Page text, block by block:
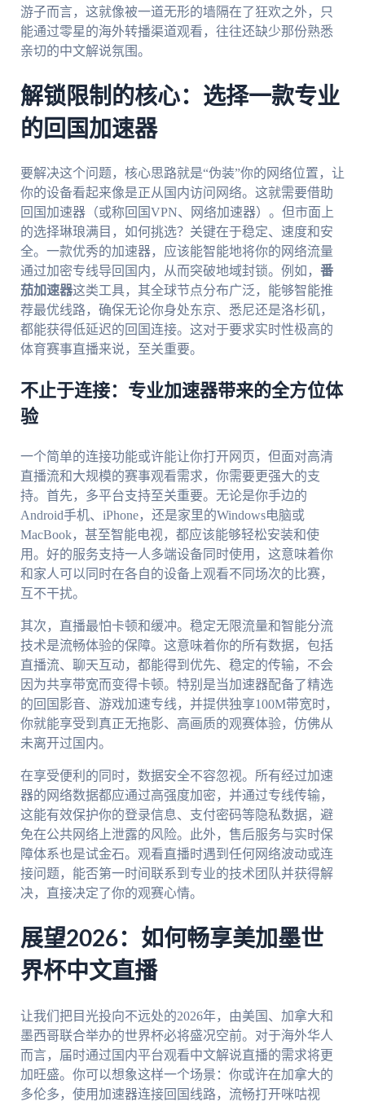
游子而言，这就像被一道无形的墙隔在了狂欢之外，只
能通过零星的海外转播渠道观看，往往还缺少那份熟悉
亲切的中文解说氛围。
解锁限制的核心：选择一款专业
的回国加速器
要解决这个问题，核心思路就是“伪装”你的网络位置，让
你的设备看起来像是正从国内访问网络。这就需要借助
回国加速器（或称回国VPN、网络加速器）。但市面上
的选择琳琅满目，如何挑选？关键在于稳定、速度和安
全。一款优秀的加速器，应该能智能地将你的网络流量
通过加密专线导回国内，从而突破地域封锁。例如， 番
茄加速器这类工具，其全球节点分布广泛，能够智能推
荐最优线路，确保无论你身处东京、悉尼还是洛杉矶，
都能获得低延迟的回国连接。这对于要求实时性极高的
体育赛事直播来说，至关重要。
不止于连接：专业加速器带来的全方位体
验
一个简单的连接功能或许能让你打开网页，但面对高清
直播流和大规模的赛事观看需求，你需要更强大的支
持。首先，多平台支持至关重要。无论是你手边的
Android手机、iPhone，还是家里的Windows电脑或
MacBook，甚至智能电视，都应该能够轻松安装和使
用。好的服务支持一人多端设备同时使用，这意味着你
和家人可以同时在各自的设备上观看不同场次的比赛，
互不干扰。
其次，直播最怕卡顿和缓冲。稳定无限流量和智能分流
技术是流畅体验的保障。这意味着你的所有数据，包括
直播流、聊天互动，都能得到优先、稳定的传输，不会
因为共享带宽而变得卡顿。特别是当加速器配备了精选
的回国影音、游戏加速专线，并提供独享100M带宽时，
你就能享受到真正无拖影、高画质的观赛体验，仿佛从
未离开过国内。
在享受便利的同时，数据安全不容忽视。所有经过加速
器的网络数据都应通过高强度加密，并通过专线传输，
这能有效保护你的登录信息、支付密码等隐私数据，避
免在公共网络上泄露的风险。此外，售后服务与实时保
障体系也是试金石。观看直播时遇到任何网络波动或连
接问题，能否第一时间联系到专业的技术团队并获得解
决，直接决定了你的观赛心情。
展望2026：如何畅享美加墨世
界杯中文直播
让我们把目光投向不远处的2026年，由美国、加拿大和
墨西哥联合举办的世界杯必将盛况空前。对于海外华人
而言，届时通过国内平台观看中文解说直播的需求将更
加旺盛。你可以想象这样一个场景：你或许在加拿大的
多伦多，使用加速器连接回国线路，流畅打开咪咕视